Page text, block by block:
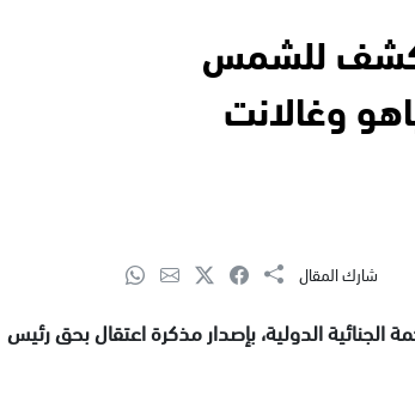
تكشف للشمس
وغالانت
شارك المقال
الجنائية الدولية، بإصدار مذكرة اعتقال بحق رئيس